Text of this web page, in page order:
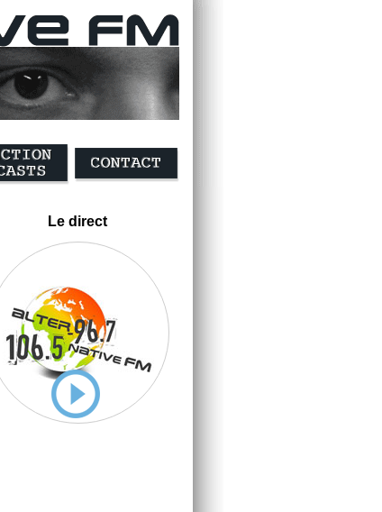
Le direct